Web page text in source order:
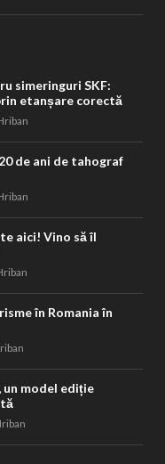
simeringuri SKF:
etanșare corectă
de ani de tahograf
aici! Vino să îl
în Romania în
un model ediție